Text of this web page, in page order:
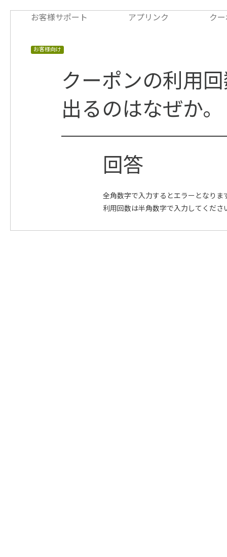
お客様サポート アプリンク ク
お客様向け
クーポンの利用
出るのはなぜか。
全角数字で入力するとエラーとなりま
利用回数は半角数字で入力してくださ